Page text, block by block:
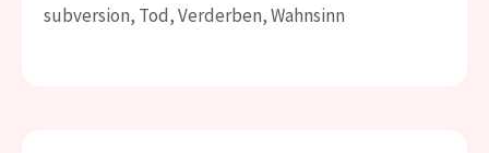
subversion, Tod,Verderben,Wahnsinn